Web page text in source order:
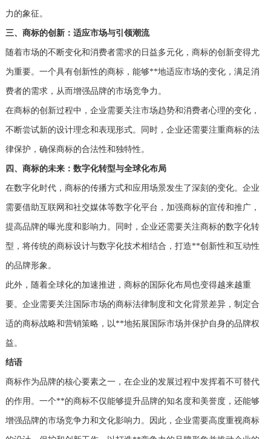
力的象征。
三、商标的创新：适应市场与引领潮流
随着市场的不断变化和消费者需求的日益多元化，商标的创新变得尤
为重要。一个具有创新性的商标，能够**地适应市场的变化，满足消
费者的需求，从而增强品牌的市场竞争力。
在商标的创新过程中，企业需要关注市场趋势和消费者心理的变化，
不断尝试新的设计理念和表现形式。同时，企业还需要注重商标的法
律保护，确保商标的合法性和独特性。
四、商标的未来：数字化转型与全球化布局
在数字化时代，商标的传播方式和应用场景发生了深刻的变化。企业
需要借助互联网和社交媒体等数字化平台，加强商标的宣传和推广，
提高品牌的曝光度和影响力。同时，企业还需要关注商标的数字化转
型，将传统的商标设计与数字化技术相结合，打造**创新性和互动性
的品牌形象。
此外，随着全球化的加速推进，商标的国际化布局也变得越来越重
要。企业需要关注国际市场的商标法律制度和文化背景差异，制定合
适的商标战略和营销策略，以**地拓展国际市场并保护自身的品牌权
益。
结语
商标作为品牌的核心要素之一，在企业的发展过程中发挥着不可替代
的作用。一个**的商标不仅能够提升品牌的知名度和美誉度，还能够
增强品牌的市场竞争力和文化影响力。因此，企业需要高度重视商标